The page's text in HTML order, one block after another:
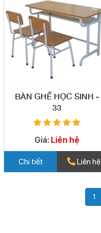
BÀN GHẾ HỌC SINH -
33
Giá: Liên hệ
Chi tiết Liên hệ
1